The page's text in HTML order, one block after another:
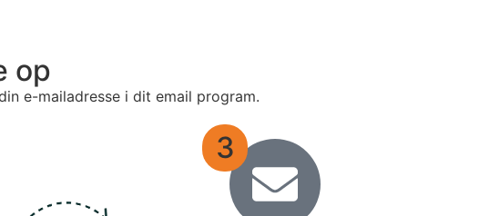
op
e-mailadresse i dit email program.
3